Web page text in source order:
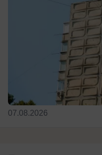
07.08.2026